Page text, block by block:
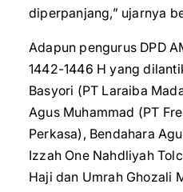
diperpanjang,” ujarnya
Adapun pengurus DPD
1442-1446 H yang
Basyori (PT Laraiba
Agus Muhammad (PT
Perkasa), Bendahara
Izzah One Nahdliyah
Haji dan Umrah Ghozali